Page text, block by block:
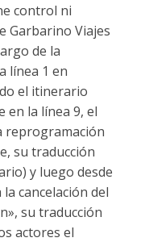
control ni
Garbarino Viajes
de la
línea 1 en
el itinerario
en la línea 9, el
reprogramación
su traducción
y luego desde
cancelación del
su traducción
actores el